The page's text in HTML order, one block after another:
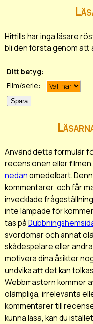
Hittills har inga läsare
bli den första genom att
Ditt betyg:
Film/serie:
Använd detta formulär
recensionen eller
nedanomedelbart.
kommentarer, och får
invecklade
inte lämpade för
tas på
svordomar och annat
skådespelare eller
motivera dina åsikter
undvika att det kan
Webbmastern kommer
olämpliga, irrelevanta
kommentarer till
kunna läsa, kan du